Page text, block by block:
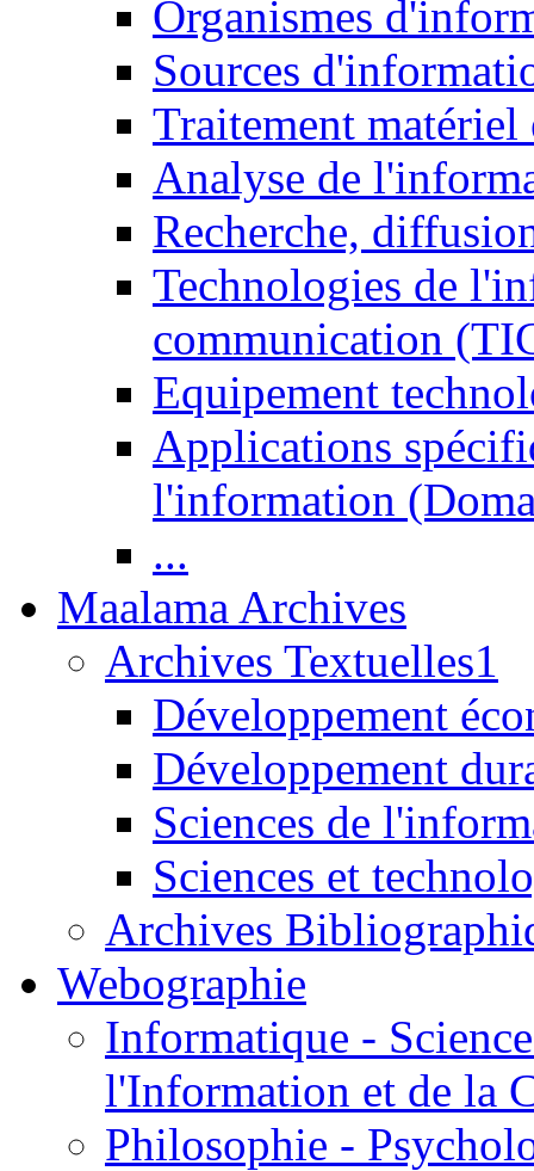
Organismes
Sources
Traitement matériel
Analyse de
Recherche,
Technologies de
communication
Equipement
Applications
l'information
...
Maalama Archives
Archives Textuelles1
Développement
Développement
Sciences de
Sciences et
Archives
Webographie
Informatique -
l'Information et de la
Philosophie -